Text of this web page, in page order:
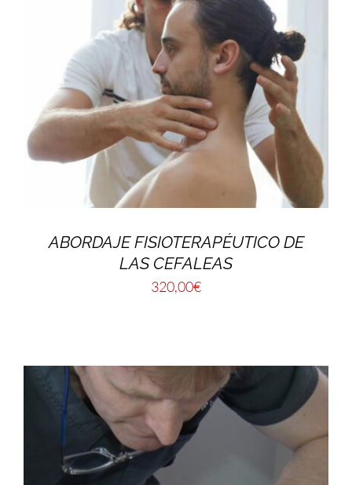
ABORDAJE FISIOTERAPÉUTICO DE
LAS CEFALEAS
320,00€